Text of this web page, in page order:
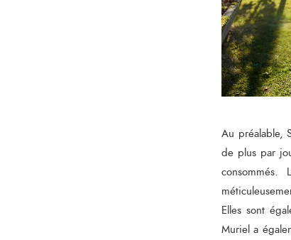
Au préalable,
de plus par
Elles sont
Muriel a